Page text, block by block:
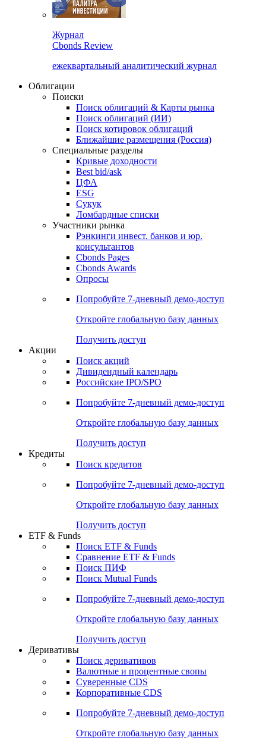
Журнал
Cbonds Review
ежеквартальный аналитический журнал
Облигации
Поиски
Поиск облигаций & Карты рынка
Поиск облигаций (ИИ)
Поиск котировок облигаций
Ближайшие размещения (Россия)
Специальные разделы
Кривые доходности
Best bid/ask
ЦФА
ESG
Сукук
Ломбардные списки
Участники рынка
Рэнкинги инвест. банков и юр.
консультантов
Cbonds Pages
Cbonds Awards
Опросы
Попробуйте 7-дневный демо-доступ
Откройте глобальную базу данных
Получить доступ
Акции
Поиск акций
Дивидендный календарь
Российские IPO/SPO
Попробуйте 7-дневный демо-доступ
Откройте глобальную базу данных
Получить доступ
Кредиты
Поиск кредитов
Попробуйте 7-дневный демо-доступ
Откройте глобальную базу данных
Получить доступ
ETF & Funds
Поиск ETF & Funds
Сравнение ETF & Funds
Поиск ПИФ
Поиск Mutual Funds
Попробуйте 7-дневный демо-доступ
Откройте глобальную базу данных
Получить доступ
Деривативы
Поиск деривативов
Валютные и процентные свопы
Суверенные CDS
Корпоративные CDS
Попробуйте 7-дневный демо-доступ
Откройте глобальную базу данных